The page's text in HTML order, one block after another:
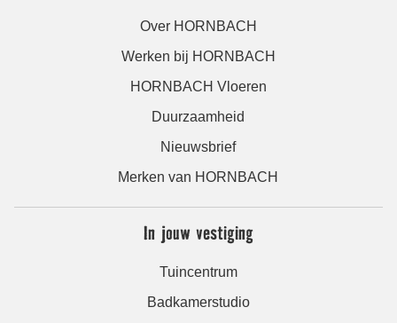
Over HORNBACH
Werken bij HORNBACH
HORNBACH Vloeren
Duurzaamheid
Nieuwsbrief
Merken van HORNBACH
In jouw vestiging
Tuincentrum
Badkamerstudio